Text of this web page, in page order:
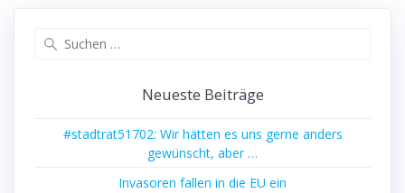
Neueste Beiträge
#stadtrat51702: Wir hätten es uns gerne anders
gewünscht, aber …
Invasoren fallen in die EU ein